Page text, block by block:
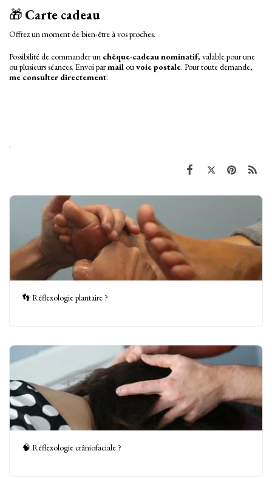
🎁 Carte cadeau
Offrez un moment de bien-être à vos proches.
Possibilité de commander un chèque-cadeau nominatif, valable pour une
ou plusieurs séances. Envoi parmailouvoie postale. Pour toute demande,
me consulter directement.
.
👣 Réflexologie plantaire ?
🧠 Réflexologie crâniofaciale ?